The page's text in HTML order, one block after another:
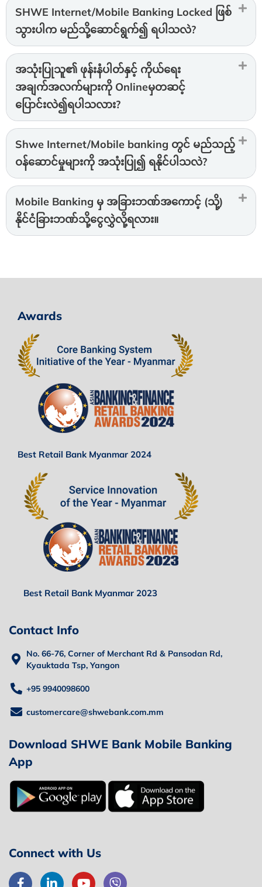
SHWE Internet/Mobile Banking Locked ဖြစ်
သွားပါက မည်သို့ဆောင်ရွက်၍ ရပါသလဲ?
အသုံးပြုသူ၏ ဖုန်းနံပါတ်နှင့် ကိုယ်ရေး
အချက်အလက်များကို Onlineမှတဆင့်
ပြောင်းလဲ၍ရပါသလား?
Shwe Internet/Mobile banking တွင် မည်သည့်
ဝန်ဆောင်မှုများကို အသုံးပြု၍ ရနိုင်ပါသလဲ?
Mobile Banking မှ အခြားဘဏ်အကောင့် (သို့)
နိုင်ငံခြားဘဏ်သို့ငွေလွှဲလို့ရလား။
Awards
Best Retail Bank Myanmar 2024
Best Retail Bank Myanmar 2023
Contact Info
No. 66-76, Corner of Merchant Rd & Pansodan Rd,
Kyauktada Tsp, Yangon
+95 9940098600
customercare@shwebank.com.mm
Download SHWE Bank Mobile Banking
App
Connect with Us